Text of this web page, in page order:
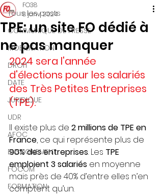
Tous les posts
COMMUNIQUE DE PRESSE
MOBILISATION
DROIT
DATE
JURIDIQUE
UDR
AFOC
ENSEIGNEMENT
FOCOM
FORMATION
TPE: un site FO dédié à
ne pas manquer
FO38
8 janv. 2024
2024 sera l'année
d'élections pour les salariés
des Très Petites Entreprises
(TPE).
Il existe plus de 2 millions de TPE en
France, ce qui représente plus de
90% des entreprises. Les TPE
emploient 3 salariés en moyenne
mais près de 40% d’entre elles n’en
comptent qu’un.